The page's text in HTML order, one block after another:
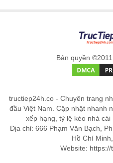
Bản quyền
tructiep24h.co - Chuyên trang
đầu Việt Nam. Cập nhật nhanh
xếp hạng, tỷ lệ kèo nhà cái
Địa chỉ: 666 Phạm Văn Bạch,
Hồ Chí
Website: